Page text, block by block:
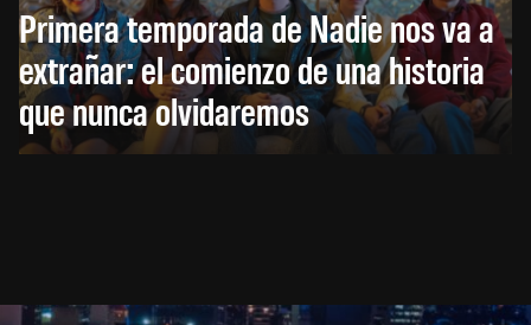
Primera temporada de Nadie nos va a
extrañar: el comienzo de una historia
que nunca olvidaremos